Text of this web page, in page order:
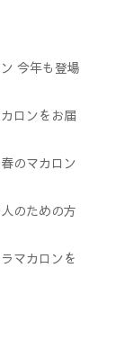
今年も登場
ロンをお届
のマカロン
のための方
マカロンを